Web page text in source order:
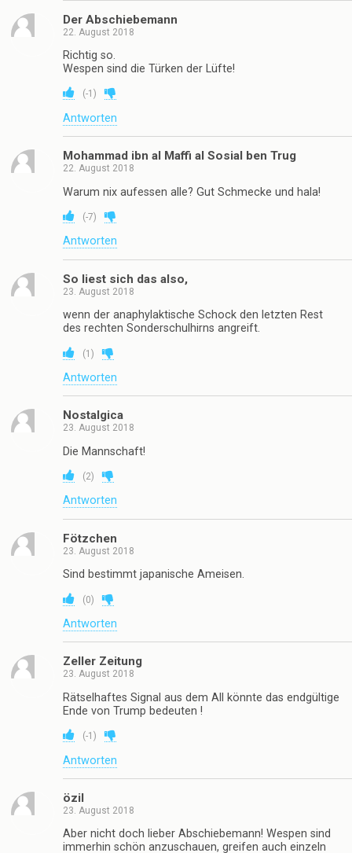
Der Abschiebemann
22. August 2018
Richtig so.
Wespen sind die Türken der Lüfte!
(-1 )
Antworten
Mohammad ibn al Maffi al Sosial ben Trug
22. August 2018
Warum nix aufessen alle? Gut Schmecke und hala!
(-7)
Antworten
So liest sich das also,
23. August 2018
wenn der anaphylaktische Schock den letzten Rest
des rechten Sonderschulhirns angreift.
(1 )
Antworten
Nostalgica
23. August 2018
Die Mannschaft!
(2)
Antworten
Fötzchen
23. August 2018
Sind bestimmt japanische Ameisen.
(0)
Antworten
Zeller Zeitung
23. August 2018
Rätselhaftes Signal aus dem All könnte das endgültige
Ende von Trump bedeuten !
(-1 )
Antworten
özil
23. August 2018
Aber nicht doch lieber Abschiebemann! Wespen sind
immerhin schön anzuschauen, greifen auch einzeln